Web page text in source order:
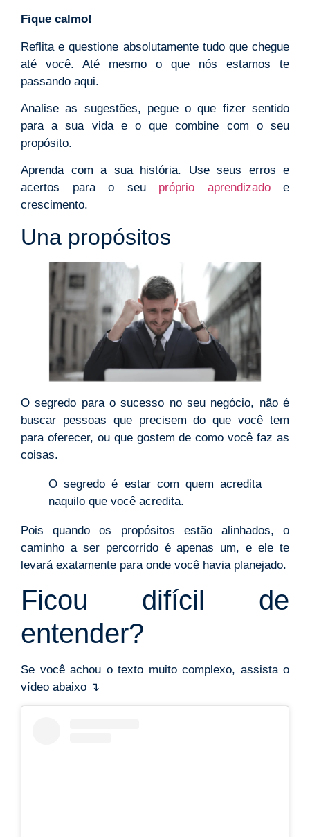
Fique calmo!
Reflita e questione absolutamente tudo que chegue
até você. Até mesmo o que nós estamos te
passando aqui.
Analise as sugestões, pegue o que fizer sentido
para a sua vida e o que combine com o seu
propósito.
Aprenda com a sua história. Use seus erros e
acertos para o seu próprio aprendizadoe
crescimento.
Una propósitos
O segredo para o sucesso no seu negócio, não é
buscar pessoas que precisem do que você tem
para oferecer, ou que gostem de como você faz as
coisas.
O segredo é estar com quem acredita
naquilo que você acredita.
Pois quando os propósitos estão alinhados, o
caminho a ser percorrido é apenas um, e ele te
levará exatamente para onde você havia planejado.
Ficou difícil de
entender?
Se você achou o texto muito complexo, assista o
vídeo abaixo ↴